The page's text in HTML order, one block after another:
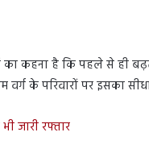
कहना है कि पहले से ही
के परिवारों पर इसका
जारी रफ्तार